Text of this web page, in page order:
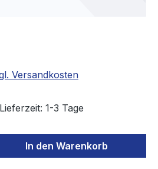
Versandkosten
1-3 Tage
Gib den
In den Warenkorb